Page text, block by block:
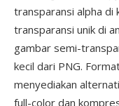
transparansi alpha
transparansi unik di
gambar semi-
kecil dari PNG.
menyediakan
full-color dan